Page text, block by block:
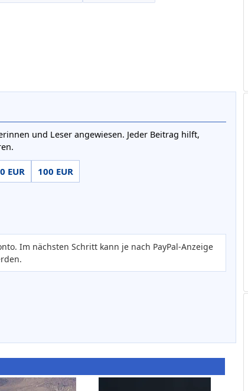
und Leser angewiesen. Jeder Beitrag hilft,
EUR 100 EUR
Im nächsten Schritt kann je nach PayPal-Anzeige